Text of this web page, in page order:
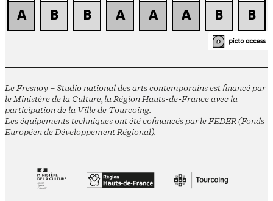
Le Fresnoy – Studio national des arts contemporains est financé par
le Ministère de la Culture, la Région Hauts-de-France avec la
participation de la Ville de Tourcoing.
Les équipements techniques ont été cofinancés par le FEDER (Fonds
Européen de Développement Régional).